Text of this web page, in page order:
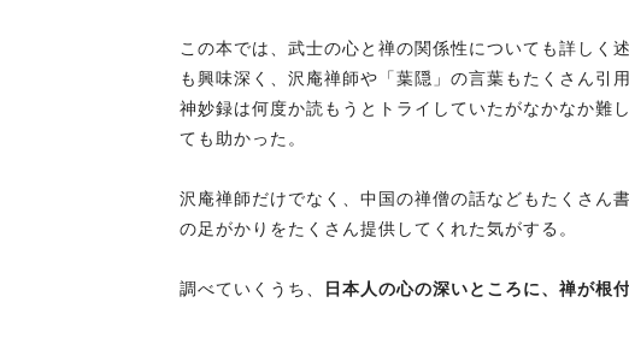
この本では、武士の心と禅の関係性についても詳しく
も興味深く、沢庵禅師や「葉隠」の言葉もたくさん引
神妙録は何度か読もうとトライしていたがなかなか難
ても助かった。
沢庵禅師だけでなく、中国の禅僧の話などもたくさん
の足がかりをたくさん提供してくれた気がする。
調べていくうち、 日本人の心の深いところに、禅が根